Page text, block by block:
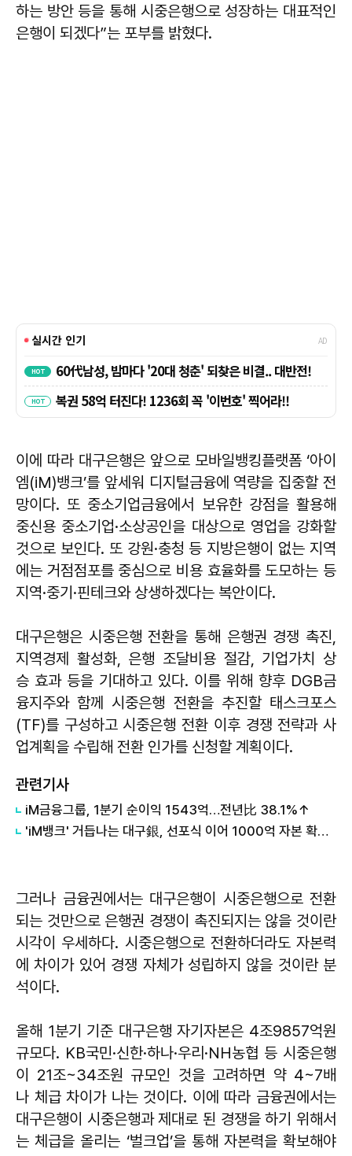
하는 방안 등을 통해 시중은행으로 성장하는 대표적인
은행이 되겠다”는 포부를 밝혔다.
이에 따라 대구은행은 앞으로 모바일뱅킹플랫폼 ‘아이
엠(iM)뱅크’를 앞세워 디지털금융에 역량을 집중할 전
망이다. 또 중소기업금융에서 보유한 강점을 활용해
중신용 중소기업·소상공인을 대상으로 영업을 강화할
것으로 보인다. 또 강원·충청 등 지방은행이 없는 지역
에는 거점점포를 중심으로 비용 효율화를 도모하는 등
지역·중기·핀테크와 상생하겠다는 복안이다.
대구은행은 시중은행 전환을 통해 은행권 경쟁 촉진,
지역경제 활성화, 은행 조달비용 절감, 기업가치 상
승 효과 등을 기대하고 있다. 이를 위해 향후 DGB금
융지주와 함께 시중은행 전환을 추진할 태스크포스
(TF)를 구성하고 시중은행 전환 이후 경쟁 전략과 사
업계획을 수립해 전환 인가를 신청할 계획이다.
관련기사
iM금융그룹, 1분기 순이익 1543억…전년比 38.1%↑
'iM뱅크' 거듭나는 대구銀, 선포식 이어 1000억 자본 확충 먼저
그러나 금융권에서는 대구은행이 시중은행으로 전환
되는 것만으로 은행권 경쟁이 촉진되지는 않을 것이란
시각이 우세하다. 시중은행으로 전환하더라도 자본력
에 차이가 있어 경쟁 자체가 성립하지 않을 것이란 분
석이다.
올해 1분기 기준 대구은행 자기자본은 4조9857억원
규모다. KB국민·신한·하나·우리·NH농협 등 시중은행
이 21조~34조원 규모인 것을 고려하면 약 4~7배
나 체급 차이가 나는 것이다. 이에 따라 금융권에서는
대구은행이 시중은행과 제대로 된 경쟁을 하기 위해서
는 체급을 올리는 ‘벌크업’을 통해 자본력을 확보해야